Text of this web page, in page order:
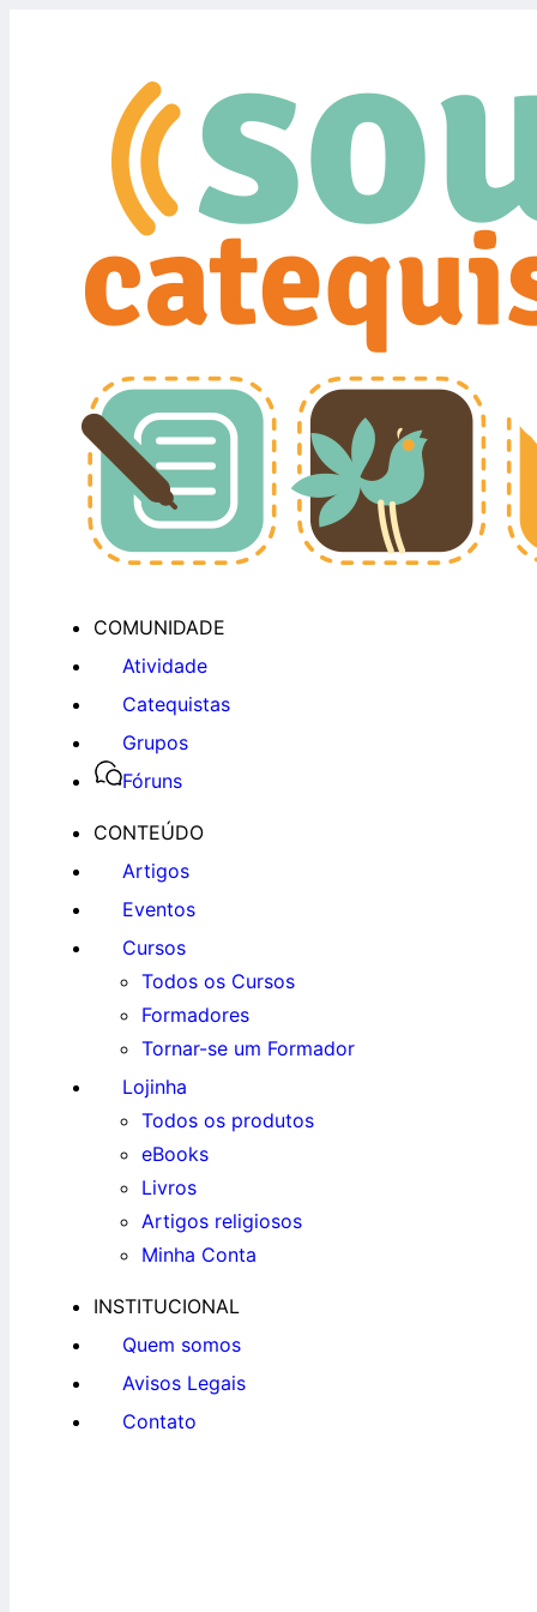
COMUNIDADE
Atividade
Catequistas
Grupos
Fóruns
CONTEÚDO
Artigos
Eventos
Cursos
Todos os Cursos
Formadores
Tornar-se um Formador
Lojinha
Todos os produtos
eBooks
Livros
Artigos religiosos
Minha Conta
INSTITUCIONAL
Quem somos
Avisos Legais
Contato